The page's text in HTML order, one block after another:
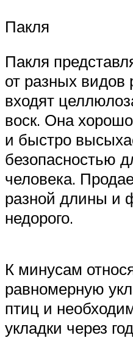
Пакля
Пакля
от разных видов
входят
воск. Она
и быстро
безопасностью
человека.
разной длины и
недорого.
К минусам
равномерную
птиц и
укладки через